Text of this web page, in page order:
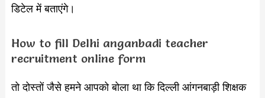
डिटेल में बताएंगे।
How to fill Delhi anganbadi teacher
recruitment online form
तो दोस्तों जैसे हमने आपको बोला था कि दिल्ली आंगनबाड़ी शिक्षक